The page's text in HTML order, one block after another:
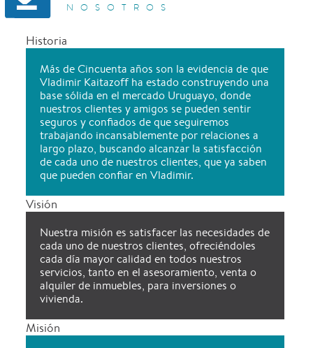
NOSOTROS
Historia
Más de Cincuenta años son la evidencia de que
Vladimir Kaitazoff ha estado construyendo una
base sólida en el mercado Uruguayo, donde
nuestros clientes y amigos se pueden sentir
seguros y confiados de que seguiremos
trabajando incansablemente por relaciones a
largo plazo, buscando alcanzar la satisfacción
de cada uno de nuestros clientes, que ya saben
que pueden confiar en Vladimir.
Visión
Nuestra misión es satisfacer las necesidades de
cada uno de nuestros clientes, ofreciéndoles
cada día mayor calidad en todos nuestros
servicios, tanto en el asesoramiento, venta o
alquiler de inmuebles, para inversiones o
vivienda.
Misión